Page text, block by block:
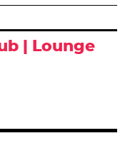
| Lounge